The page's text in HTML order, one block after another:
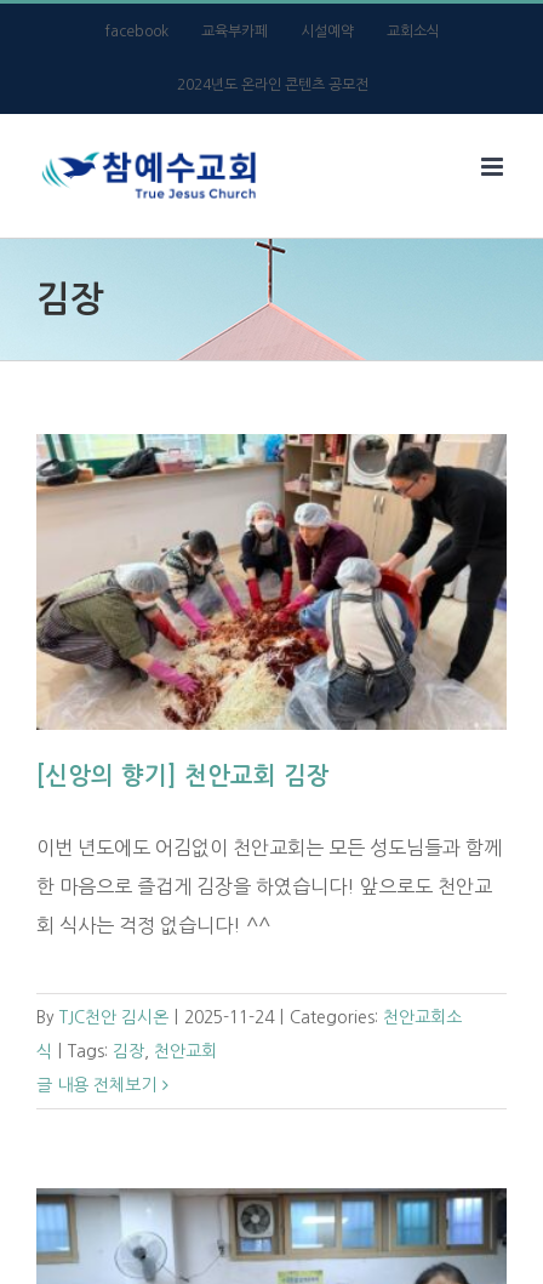
facebook 교육부카페 시설예약 교회소식
2024년도 온라인 콘텐츠 공모전
김장
[신앙의 향기] 천안교회 김장
이번 년도에도 어김없이 천안교회는 모든 성도님들과 함께
한 마음으로 즐겁게 김장을 하였습니다! 앞으로도 천안교
회 식사는 걱정 없습니다! ^^
By TJC천안 김시온 2025-11-24 Categories: 천안교회소
식
Tags: 김장
천안교회
글 내용 전체보기